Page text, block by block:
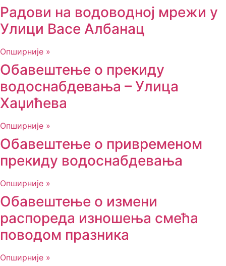
Радови на водоводној мрежи у
Улици Васе Албанац
Опширније »
Обавештење о прекиду
водоснабдевања – Улица
Хаџићева
Опширније »
Обавештење о привременом
прекиду водоснабдевања
Опширније »
Обавештење о измени
распореда изношења смећа
поводом празника
Опширније »